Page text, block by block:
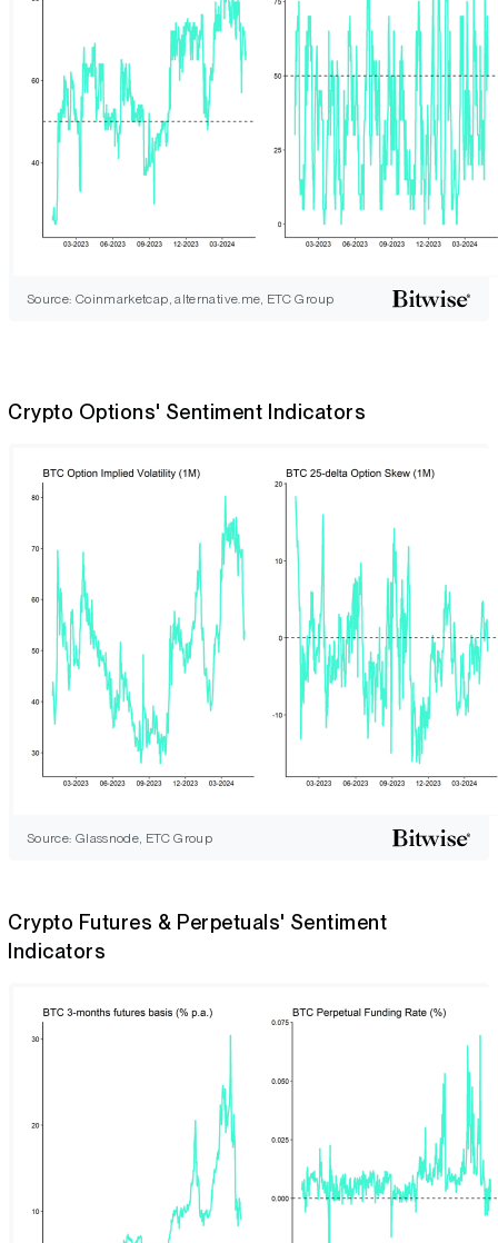
Source: Coinmarketcap, alternative.me, ETC Group
Crypto Options' Sentiment Indicators
Source: Glassnode, ETC Group
Crypto Futures & Perpetuals' Sentiment
Indicators